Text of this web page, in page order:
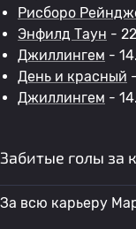
Рисборо
Энфилд Таун -
Джиллингем -
День и красный
Джиллингем -
Забитые голы за
За всю карьеру